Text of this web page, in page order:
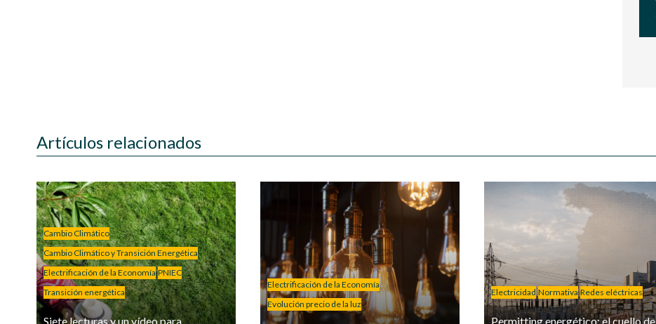
Artículos relacionados
Cambio Climático
Cambio Climático y Transición Energética
Electrificación de la Economía PNIEC
Transición energética
Siete lecturas y un vídeo para
Electrificación de la Economía
Evolución precio de la luz
Electricidad Normativa Redes eléctricas
Permitting energético: el cuello de